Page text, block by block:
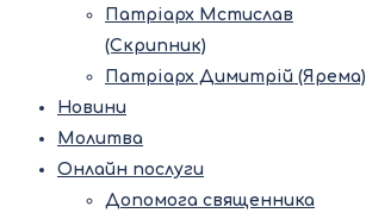
Патріарх Мстислав
(Скрипник)
Патріарх Димитрій (Ярема)
Новини
Молитва
Онлайн послуги
Допомога священника